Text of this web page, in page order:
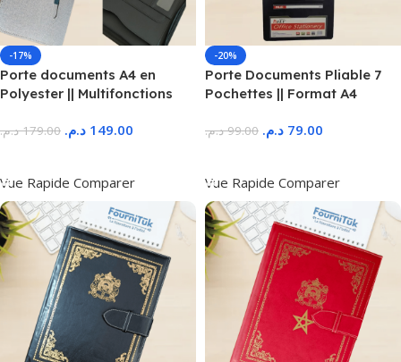
-17%
Porte documents A4 en
Polyester || Multifonctions
179.00 د.م. 149.00 د.م.
Vue Rapide Comparer
-20%
Porte Documents Pliable 7
Pochettes || Format A4
99.00 د.م. 79.00 د.م.
Vue Rapide Comparer